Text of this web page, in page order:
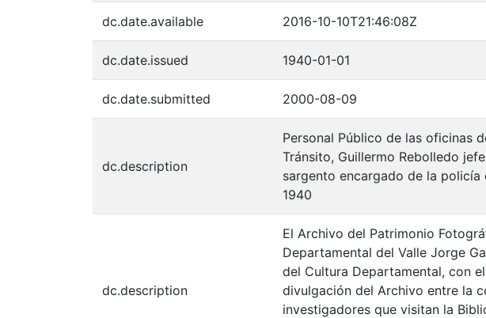
dc.date.available 2016-10-10T21:46:08Z
dc.date.issued 1940-01-01
dc.date.submitted 2000-08-09
dc.description
Personal Público de las oficinas
Tránsito, Guillermo Rebolledo
sargento encargado de la policía
1940
dc.description
El Archivo del Patrimonio
Departamental del Valle Jorge
del Cultura Departamental, con
divulgación del Archivo entre la
investigadores que visitan la